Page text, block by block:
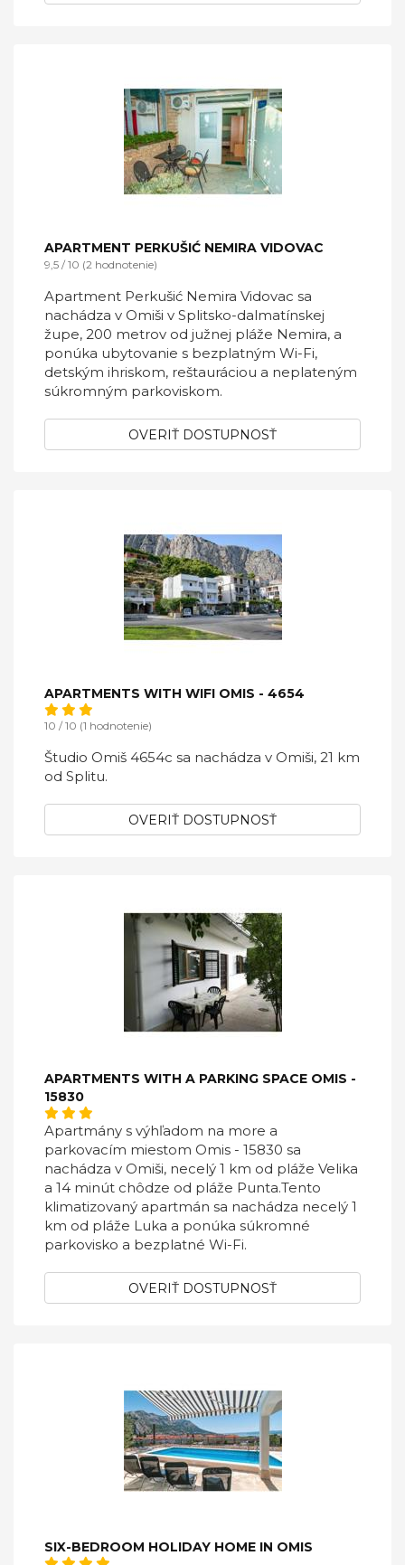
APARTMENT PERKUŠIĆ NEMIRA VIDOVAC
9,5 / 10 (2 hodnotenie)
Apartment Perkušić Nemira Vidovac sa
nachádza v Omiši v Splitsko-dalmatínskej
župe, 200 metrov od južnej pláže Nemira, a
ponúka ubytovanie s bezplatným Wi-Fi,
detským ihriskom, reštauráciou a neplateným
súkromným parkoviskom.
OVERIŤ DOSTUPNOSŤ
APARTMENTS WITH WIFI OMIS - 4654
10 / 10 (1 hodnotenie)
Študio Omiš 4654c sa nachádza v Omiši, 21 km
od Splitu.
OVERIŤ DOSTUPNOSŤ
APARTMENTS WITH A PARKING SPACE OMIS -
15830
Apartmány s výhľadom na more a
parkovacím miestom Omis - 15830 sa
nachádza v Omiši, necelý 1 km od pláže Velika
a 14 minút chôdze od pláže Punta.Tento
klimatizovaný apartmán sa nachádza necelý 1
km od pláže Luka a ponúka súkromné ​​
parkovisko a bezplatné Wi-Fi.
OVERIŤ DOSTUPNOSŤ
SIX-BEDROOM HOLIDAY HOME IN OMIS